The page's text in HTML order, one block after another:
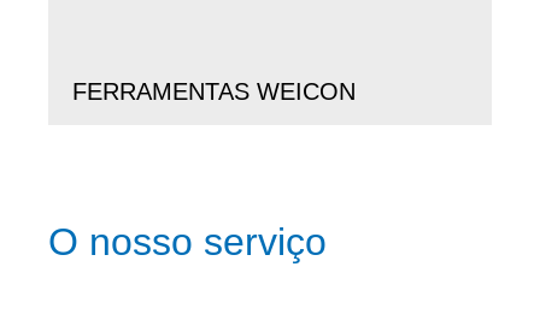
FERRAMENTAS WEICON
O nosso serviço